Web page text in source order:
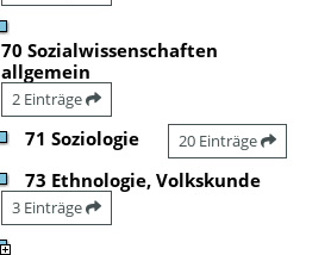
70 Sozialwissenschaften
allgemein
2 Einträge
71 Soziologie 20 Einträge
73 Ethnologie, Volkskunde
3 Einträge